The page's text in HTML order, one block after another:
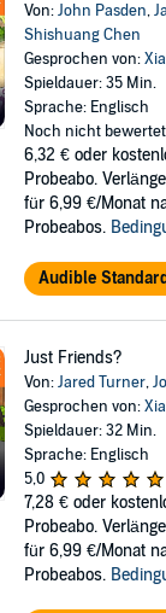
Von:John Pasden,
Shishuang Chen
Gesprochen von:
Spieldauer: 35 Min.
Sprache: Englisch
Noch nicht bewertet
6,32 € oder
Probeabo.
für 6,99 €/Monat
Probeabos.
Audible
Just Friends?
Von:Jared Turner,
Gesprochen von:
Spieldauer: 32 Min.
Sprache: Englisch
5,0
7,28 € oder
Probeabo.
für 6,99 €/Monat
Probeabos.